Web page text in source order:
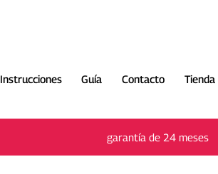
Instrucciones Guía Contacto
Envío gratuito en 2-3 días laborables
garantía de 24 meses